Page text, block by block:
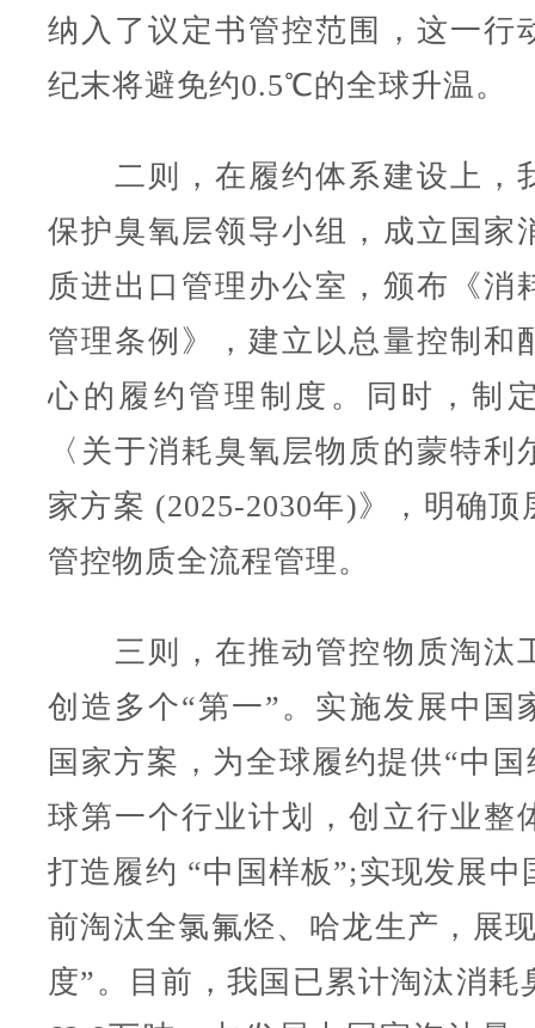
纳入了议定书管控范围，这一行
纪末将避免约0.5℃的全球升温。
二则，在履约体系建设上，
保护臭氧层领导小组，成立国家
质进出口管理办公室，颁布《消
管理条例》，建立以总量控制和
心的履约管理制度。同时，制
〈关于消耗臭氧层物质的蒙特利
家方案 (2025-2030年)》，明确顶
管控物质全流程管理。
三则，在推动管控物质淘汰
创造多个“第一”。实施发展中国
国家方案，为全球履约提供“中
球第一个行业计划，创立行业整
打造履约 “中国样板”;实现发展中
前淘汰全氯氟烃、哈龙生产，展
度”。目前，我国已累计淘汰消耗